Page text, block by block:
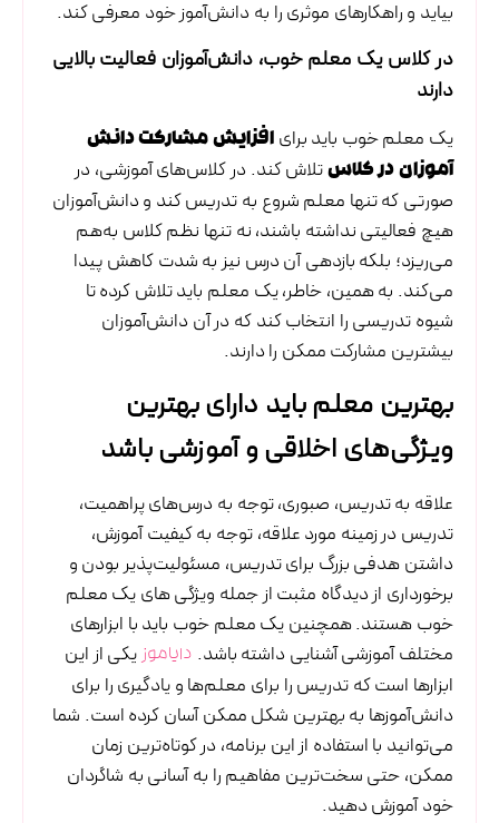
بیاید و راهکارهای موثری را به دانش‌آموز خود معرفی کند.
در کلاس یک معلم خوب، دانش‌آموزان فعالیت بالایی
دارند
یک معلم خوب باید برای افزایش مشارکت دانش
آموزان در کلاستلاش کند. در کلاس‌های آموزشی، در
صورتی که تنها معلم شروع به تدریس کند و دانش‌آموزان
هیچ فعالیتی نداشته باشند، نه تنها نظم کلاس به‌هم
می‌ریزد؛ بلکه بازدهی آن درس نیز به شدت کاهش پیدا
می‌کند. به همین، خاطر، یک معلم باید تلاش کرده تا
شیوه تدریسی را انتخاب کند که در آن دانش‌آموزان
بیشترین مشارکت ممکن را دارند.
بهترین معلم باید دارای بهترین
ویژگی‌های اخلاقی و آموزشی باشد
علاقه به تدریس، صبوری، توجه به درس‌های پراهمیت،
تدریس در زمینه مورد علاقه، توجه به کیفیت آموزش،
داشتن هدفی بزرگ برای تدریس، مسئولیت‌پذیر بودن و
برخورداری از دیدگاه مثبت از جمله ویژگی های یک معلم
خوب هستند. همچنین یک معلم خوب باید با ابزارهای
مختلف آموزشی آشنایی داشته باشد. دایاموزیکی از این
ابزارها است که تدریس را برای معلم‌ها و یادگیری را برای
دانش‌آموز‌ها به بهترین شکل ممکن آسان کرده است. شما
می‌توانید با استفاده از این برنامه، در کوتاه‌ترین زمان
ممکن، حتی سخت‌ترین مفاهیم را به آسانی به شاگردان
خود آموزش دهید.